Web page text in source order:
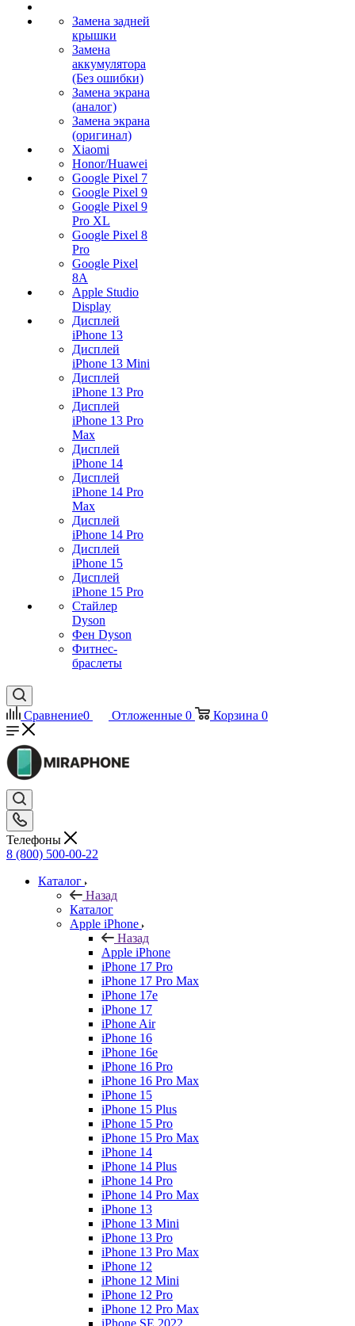
Замена задней
крышки
Замена
аккумулятора
(Без ошибки)
Замена экрана
(аналог)
Замена экрана
(оригинал)
Xiaomi
Honor/Huawei
Google Pixel 7
Google Pixel 9
Google Pixel 9
Pro XL
Google Pixel 8
Pro
Google Pixel
8A
Apple Studio
Display
Дисплей
iPhone 13
Дисплей
iPhone 13 Mini
Дисплей
iPhone 13 Pro
Дисплей
iPhone 13 Pro
Max
Дисплей
iPhone 14
Дисплей
iPhone 14 Pro
Max
Дисплей
iPhone 14 Pro
Дисплей
iPhone 15
Дисплей
iPhone 15 Pro
Стайлер
Dyson
Фен Dyson
Фитнес-
браслеты
Сравнение0 Отложенные 0 Корзина 0
Телефоны
8 (800) 500-00-22
Каталог
Назад
Каталог
Apple iPhone
Назад
Apple iPhone
iPhone 17 Pro
iPhone 17 Pro Max
iPhone 17e
iPhone 17
iPhone Air
iPhone 16
iPhone 16e
iPhone 16 Pro
iPhone 16 Pro Max
iPhone 15
iPhone 15 Plus
iPhone 15 Pro
iPhone 15 Pro Max
iPhone 14
iPhone 14 Plus
iPhone 14 Pro
iPhone 14 Pro Max
iPhone 13
iPhone 13 Mini
iPhone 13 Pro
iPhone 13 Pro Max
iPhone 12
iPhone 12 Mini
iPhone 12 Pro
iPhone 12 Pro Max
iPhone SE 2022